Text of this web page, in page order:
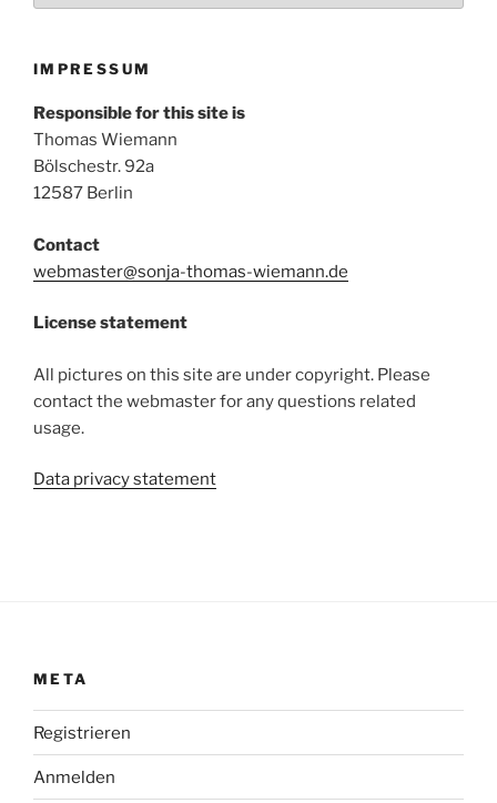
IMPRESSUM
Responsible for this site is
Thomas Wiemann
Bölschestr. 92a
12587 Berlin
Contact
webmaster@sonja-thomas-wiemann.de
License statement
All pictures on this site are under copyright. Please
contact the webmaster for any questions related
usage.
Data privacy statement
META
Registrieren
Anmelden